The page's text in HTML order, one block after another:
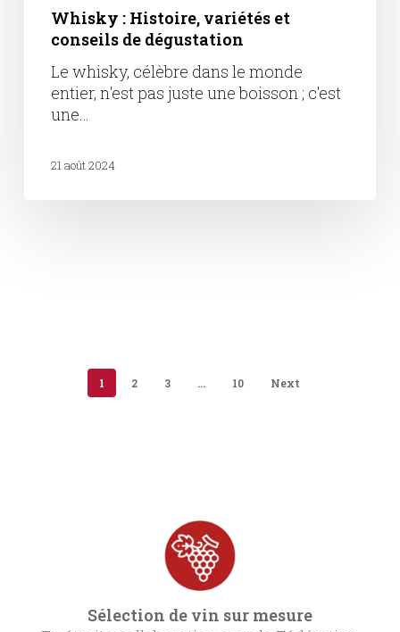
Whisky : Histoire, variétés et
conseils de dégustation
Le whisky, célèbre dans le monde
entier, n'est pas juste une boisson ; c'est
une…
21 août 2024
1 2 3 … 10 Next
Sélection de vin sur mesure